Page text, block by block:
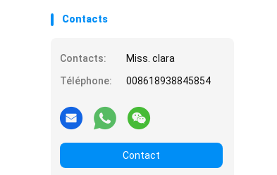
Contacts
Contacts:
Miss. clara
Téléphone:
008618938845854
Contact